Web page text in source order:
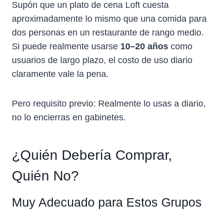
Supón que un plato de cena Loft cuesta
aproximadamente lo mismo que una comida para
dos personas en un restaurante de rango medio.
Si puede realmente usarse 10–20 años como
usuarios de largo plazo, el costo de uso diario
claramente vale la pena.
Pero requisito previo: Realmente lo usas a diario,
no lo encierras en gabinetes.
¿Quién Debería Comprar,
Quién No?
Muy Adecuado para Estos Grupos